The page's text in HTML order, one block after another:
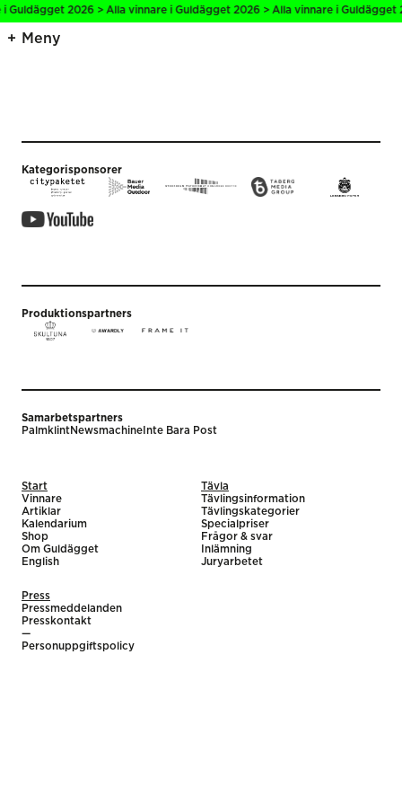
Guldägget 2026 > Alla vinnare i Guldägget 2026 > Alla vinnare i
Meny
Kategorisponsorer
Produktionspartners
Samarbetspartners
PalmklintNewsmachine Inte Bara Post
Start
Vinnare
Artiklar
Kalendarium
Shop
Om Guldägget
English
Tävla
Tävlingsinformation
Tävlingskategorier
Specialpriser
Frågor & svar
Inlämning
Juryarbetet
Press
Pressmeddelanden
Presskontakt
—
Personuppgiftspolicy